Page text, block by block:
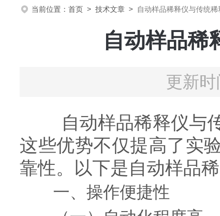
当前位置： 首页 > 技术文章 > 自动样品稀释仪与传统
自动样品稀
更新
自动样品稀释仪与传
这些优势不仅提高了实
靠性。以下是自动样品
一、操作便捷性